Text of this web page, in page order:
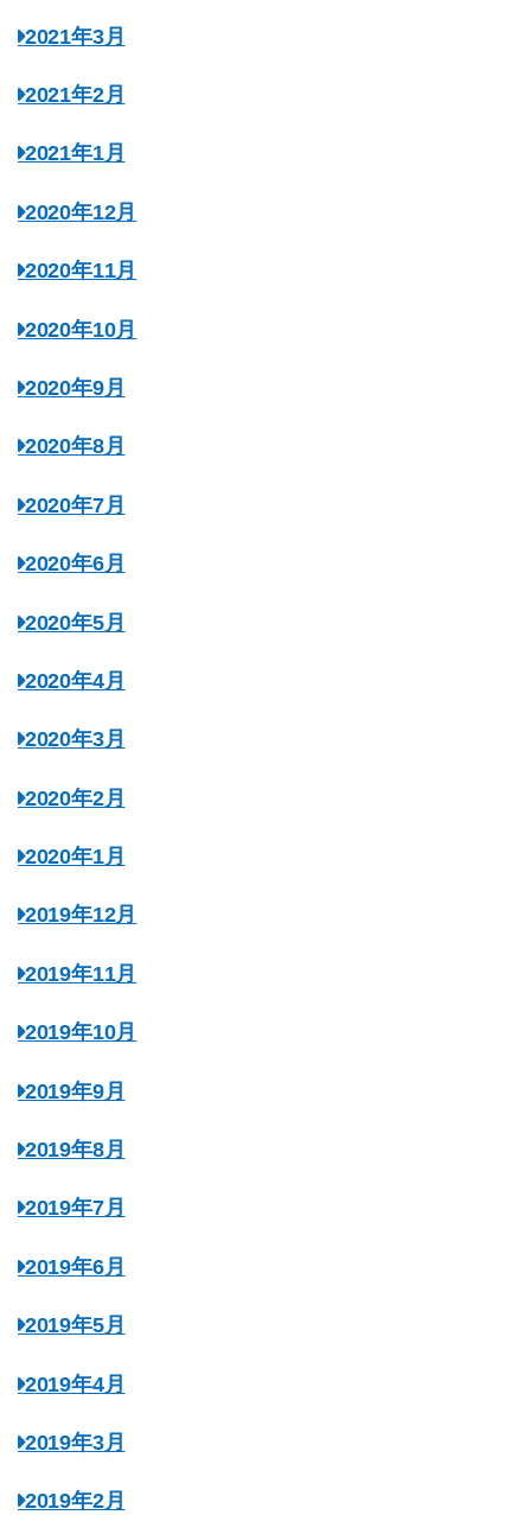
2021年3月
2021年2月
2021年1月
2020年12月
2020年11月
2020年10月
2020年9月
2020年8月
2020年7月
2020年6月
2020年5月
2020年4月
2020年3月
2020年2月
2020年1月
2019年12月
2019年11月
2019年10月
2019年9月
2019年8月
2019年7月
2019年6月
2019年5月
2019年4月
2019年3月
2019年2月